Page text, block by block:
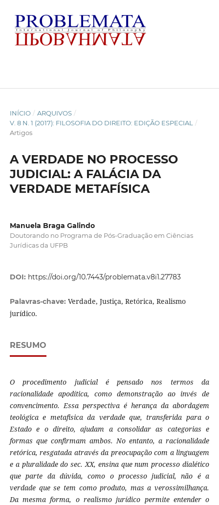
INÍCIO / ARQUIVOS /
V. 8 N. 1 (2017): FILOSOFIA DO DIREITO: EDIÇÃO ESPECIAL
/
Artigos
A VERDADE NO PROCESSO
JUDICIAL: A FALÁCIA DA
VERDADE METAFÍSICA
Manuela Braga Galindo
Doutorando no Programa de Pós-Graduação em Ciências
Jurídicas da UFPB
DOI: https://doi.org/10.7443/problemata.v8i1.27783
Palavras-chave: Verdade, Justiça, Retórica, Realismo
jurídico.
RESUMO
O procedimento judicial é pensado nos termos da
racionalidade apodítica, como demonstração ao invés de
convencimento. Essa perspectiva é herança da abordagem
teológica e metafisica da verdade que, transferida para o
Estado e o direito, ajudam a consolidar as categorias e
formas que confirmam ambos. No entanto, a racionalidade
retórica, resgatada através da preocupação com a linguagem
e a pluralidade do sec. XX, ensina que num processo dialético
que parte da dúvida, como o processo judicial, não é a
verdade que se tem como produto, mas a verossimilhança.
Da mesma forma, o realismo jurídico permite entender o